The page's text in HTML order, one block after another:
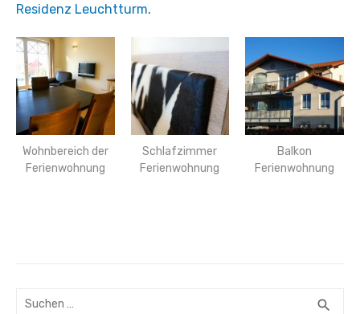
Residenz Leuchtturm.
Wohnbereich der
Ferienwohnung
Schlafzimmer
Ferienwohnung
Balkon
Ferienwohnung
Suchen
search